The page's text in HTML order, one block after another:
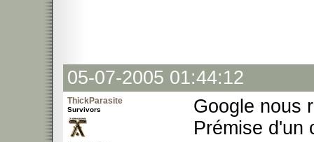
05-07-2005 01:44:12
ThickParasite
Survivors
Google nous
Prémise d'un